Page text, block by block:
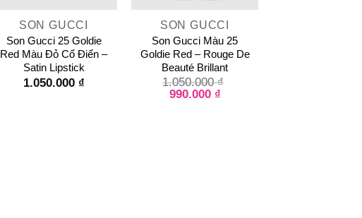
SON GUCCI
Son Gucci 25 Goldie
Red Màu Đỏ Cổ Điển –
Satin Lipstick
1.050.000 ₫
SON GUCCI
Son Gucci Màu 25
Goldie Red – Rouge De
Beauté Brillant
1.050.000₫
990.000 ₫